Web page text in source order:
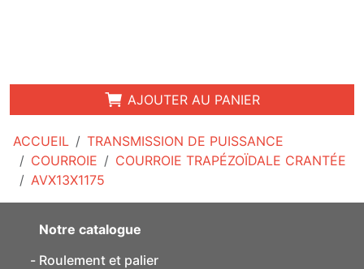
ACCUEIL
TRANSMISSION DE PUISSANCE
COURROIE
COURROIE TRAPÉZOÏDALE CRANTÉE
AVX13X1175
AJOUTER AU PANIER
Notre catalogue
Roulement et palier